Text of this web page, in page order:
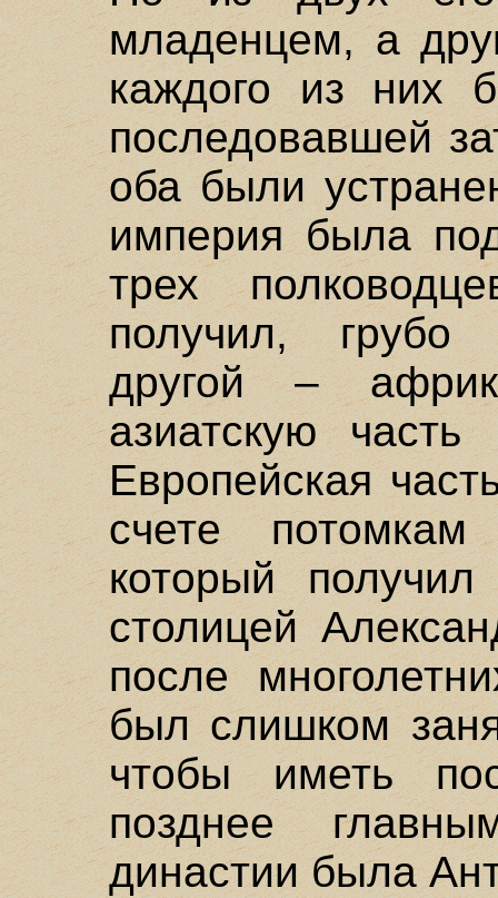
младенцем, а
каждого из них
последовавшей
оба были
империя была
трех
получил, грубо
другой –
азиатскую
Европейская
счете
который
столицей
после
был слишком
чтобы иметь
позднее
династии была